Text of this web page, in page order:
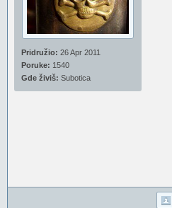
Pridružio: 26 Apr 2011
Poruke: 1540
Gde živiš: Subotica